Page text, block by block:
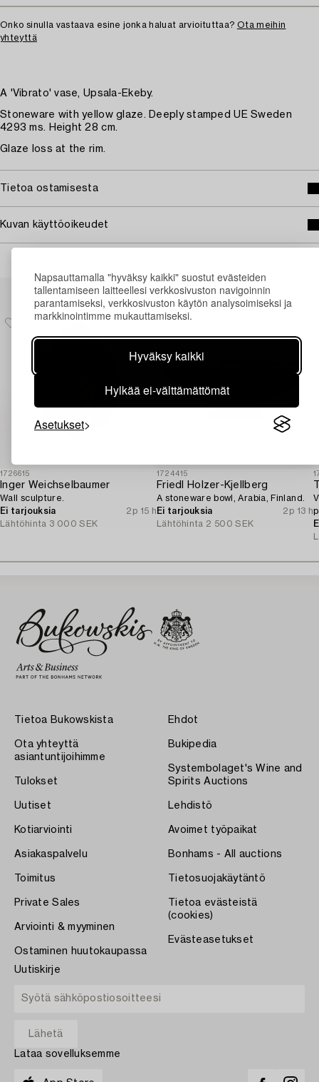
Napsauttamalla "hyväksy kaikki" suostut evästeiden
tallentamiseen laitteellesi verkkosivuston navigoinnin
parantamiseksi, verkkosivuston käytön analysoimiseksi ja
markkinointimme mukauttamiseksi.
Hyväksy kaikki
Hylkää ei-välttämättömät
Asetukset
Onko sinulla vastaava esine jonka haluat arvioituttaa? Ota meihin
yhteyttä
A 'Vibrato' vase, Upsala-Ekeby.
Stoneware with yellow glaze. Deeply stamped UE Sweden
4293 ms. Height 28 cm.
Glaze loss at the rim.
Tietoa ostamisesta
Kuvan käyttöoikeudet
Muiden katsomia kohteita
1726615
Inger Weichselbaumer
Wall sculpture.
Ei tarjouksia
2p 15 h
Lähtöhinta 3 000 SEK
1724415
Friedl Holzer-Kjellberg
A stoneware bowl, Arabia, Finland.
Ei tarjouksia
2p 13 h
Lähtöhinta 2 500 SEK
Tietoa Bukowskista
Ota yhteyttä
asiantuntijoihimme
Tulokset
Uutiset
Kotiarviointi
Asiakaspalvelu
Toimitus
Private Sales
Arviointi & myyminen
Ostaminen huutokaupassa
Ehdot
Bukipedia
Systembolaget's Wine and
Spirits Auctions
Lehdistö
Avoimet työpaikat
Bonhams - All auctions
Tietosuojakäytäntö
Tietoa evästeistä
(cookies)
Evästeasetukset
Uutiskirje
Lataa sovelluksemme